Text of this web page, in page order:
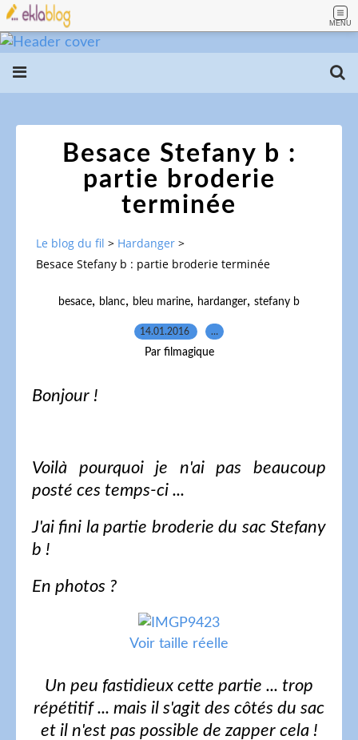
MENU
Besace Stefany b :
partie broderie
terminée
Le blog du fil > Hardanger >
Besace Stefany b : partie broderie terminée
besace, blanc, bleu marine, hardanger, stefany b
14.01.2016 …
Par filmagique
Bonjour !
Voilà pourquoi je n'ai pas beaucoup
posté ces temps-ci ...
J'ai fini la partie broderie du sac Stefany
b !
En photos ?
Voir taille réelle
Un peu fastidieux cette partie ... trop
répétitif ... mais il s'agit des côtés du sac
et il n'est pas possible de zapper cela !